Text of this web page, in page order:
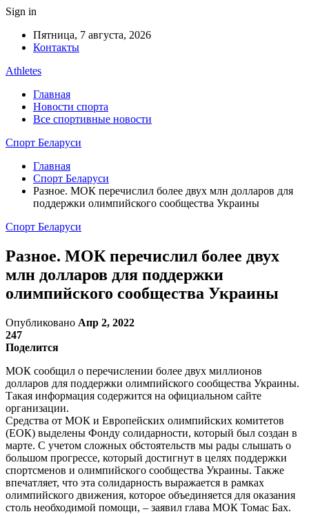
Sign in
Пятница, 7 августа, 2026
Контакты
Athletes
Главная
Новости спорта
Все спортивные новости
Спорт Беларуси
Главная
Спорт Беларуси
Разное. МОК перечислил более двух млн долларов для
поддержки олимпийского сообщества Украины
Спорт Беларуси
Разное. МОК перечислил более двух
млн долларов для поддержки
олимпийского сообщества Украины
Опубликовано Апр 2, 2022
247
Поделится
МОК сообщил о перечислении более двух миллионов
долларов для поддержки олимпийского сообщества Украины.
Такая информация содержится на официальном сайте
организации.
Средства от МОК и Европейских олимпийских комитетов
(ЕОК) выделены Фонду солидарности, который был создан в
марте. С учетом сложных обстоятельств мы рады слышать о
большом прогрессе, который достигнут в целях поддержки
спортсменов и олимпийского сообщества Украины. Также
впечатляет, что эта солидарность выражается в рамках
олимпийского движения, которое объединяется для оказания
столь необходимой помощи, – заявил глава МОК Томас Бах.